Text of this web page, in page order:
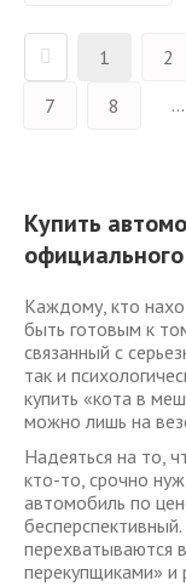
1 2
7
8 ...
Купить
Каждому, кто
быть готовым к
связанный с
так и
купить «кота в
можно лишь на
Надеяться на то,
кто-то, срочно
автомобиль по
перехватываются
перекупщиками» и